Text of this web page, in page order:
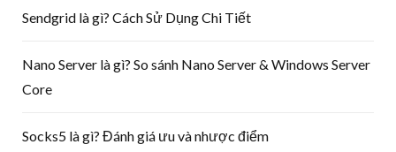
Sendgrid là gì? Cách Sử Dụng Chi Tiết
Nano Server là gì? So sánh Nano Server & Windows Server
Core
Socks5 là gì? Đánh giá ưu và nhược điểm